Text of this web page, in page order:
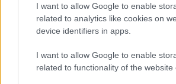
I want to allow Google to enable
related to analytics like cookies on
device identifiers in apps.
I want to allow Google to enable
related to functionality of the website
09.0
LANGRE
NN
19.0
LANGRE
ALLROU